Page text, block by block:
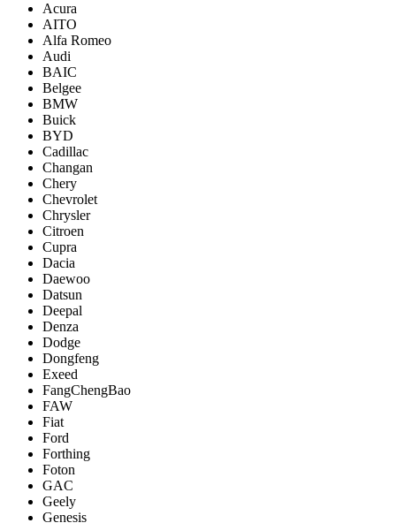
Acura
AITO
Alfa Romeo
Audi
BAIC
Belgee
BMW
Buick
BYD
Cadillac
Changan
Chery
Chevrolet
Chrysler
Citroen
Cupra
Dacia
Daewoo
Datsun
Deepal
Denza
Dodge
Dongfeng
Exeed
FangChengBao
FAW
Fiat
Ford
Forthing
Foton
GAC
Geely
Genesis